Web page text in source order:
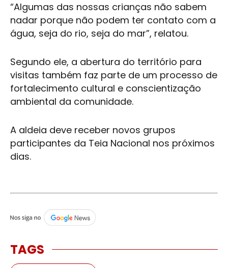
“Algumas das nossas crianças não sabem
nadar porque não podem ter contato com a
água, seja do rio, seja do mar”, relatou.
Segundo ele, a abertura do território para
visitas também faz parte de um processo de
fortalecimento cultural e conscientização
ambiental da comunidade.
A aldeia deve receber novos grupos
participantes da Teia Nacional nos próximos
dias.
TAGS